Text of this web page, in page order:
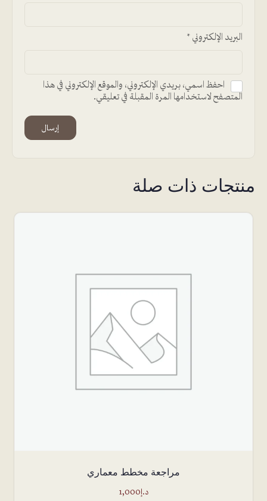
البريد الإلكتروني *
احفظ اسمي، بريدي الإلكتروني، والموقع الإلكتروني في هذا
المتصفح لاستخدامها المرة المقبلة في تعليقي.
منتجات ذات صلة
مراجعة مخطط معماري
د.إ1,000